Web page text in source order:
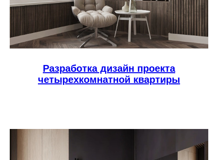
Разработка дизайн проекта
четырехкомнатной квартиры